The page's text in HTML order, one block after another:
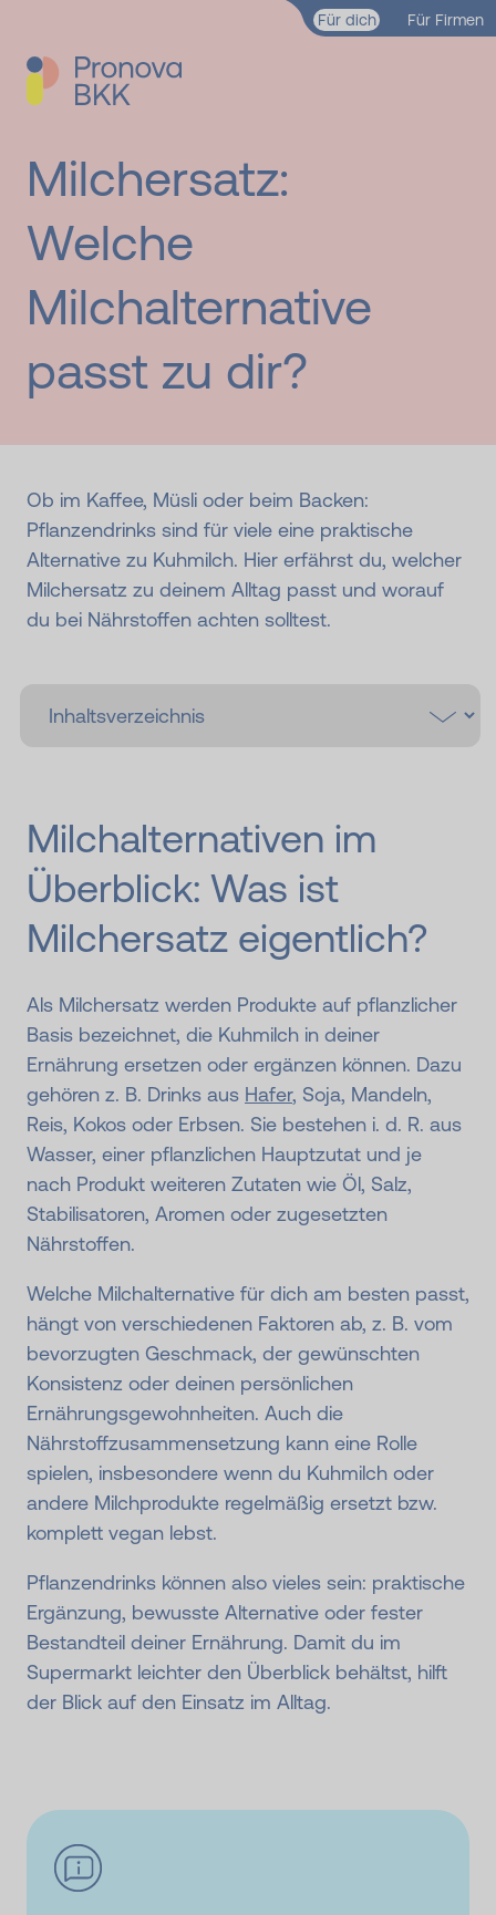
Zum Hauptinhalt springen
Für dich Für Firmen
Milchersatz:
Welche
Milchalternative
passt zu dir?
Ob im Kaffee, Müsli oder beim Backen:
Pflanzendrinks sind für viele eine praktische
Alternative zu Kuhmilch. Hier erfährst du, welcher
Milchersatz zu deinem Alltag passt und worauf
du bei Nährstoffen achten solltest.
Milchalternativen im
Überblick: Was ist
Milchersatz eigentlich?
Als Milchersatz werden Produkte auf pflanzlicher
Basis bezeichnet, die Kuhmilch in deiner
Ernährung ersetzen oder ergänzen können. Dazu
gehören z. B. Drinks aus Hafer, Soja, Mandeln,
Reis, Kokos oder Erbsen. Sie bestehen i. d. R. aus
Wasser, einer pflanzlichen Hauptzutat und je
nach Produkt weiteren Zutaten wie Öl, Salz,
Stabilisatoren, Aromen oder zugesetzten
Nährstoffen.
Welche Milchalternative für dich am besten passt,
hängt von verschiedenen Faktoren ab, z. B. vom
bevorzugten Geschmack, der gewünschten
Konsistenz oder deinen persönlichen
Ernährungsgewohnheiten. Auch die
Nährstoffzusammensetzung kann eine Rolle
spielen, insbesondere wenn du Kuhmilch oder
andere Milchprodukte regelmäßig ersetzt bzw.
komplett vegan lebst.
Pflanzendrinks können also vieles sein: praktische
Ergänzung, bewusste Alternative oder fester
Bestandteil deiner Ernährung. Damit du im
Supermarkt leichter den Überblick behältst, hilft
der Blick auf den Einsatz im Alltag.